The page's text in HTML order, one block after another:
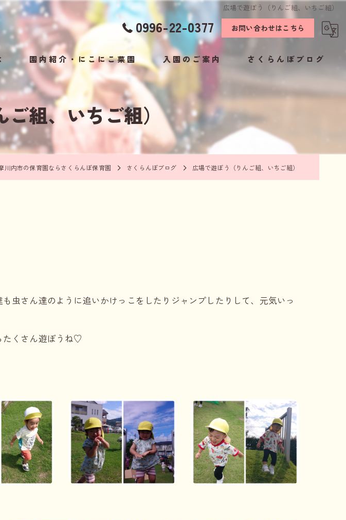
広場で遊ぼう（りんご組、いちご組）
0996-22-0377 お問い合わせはこちら
園内紹介・にこにこ菜園
1日の流れ・年間行事
入園のご案内 さくらんぼブログ
保護者様専用ページ
ご組、いちご組）
川内市の保育園ならさくらんぼ保育園 さくらんぼブログ 広場で遊ぼう（りんご組、いちご組）
虫さん達のように追いかけっこをしたりジャンプしたりして、元気いっ
たくさん遊ぼうね♡